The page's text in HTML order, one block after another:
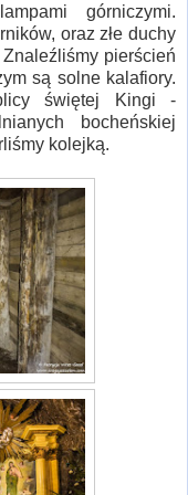
górniczymi.
oraz złe duchy
Znaleźliśmy pierścień
są solne kalafiory.
świętej Kingi -
bocheńskiej
kolejką.